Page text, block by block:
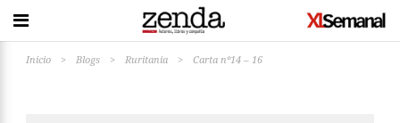
Inicio > Blogs > Ruritania > Carta nº14 – 16